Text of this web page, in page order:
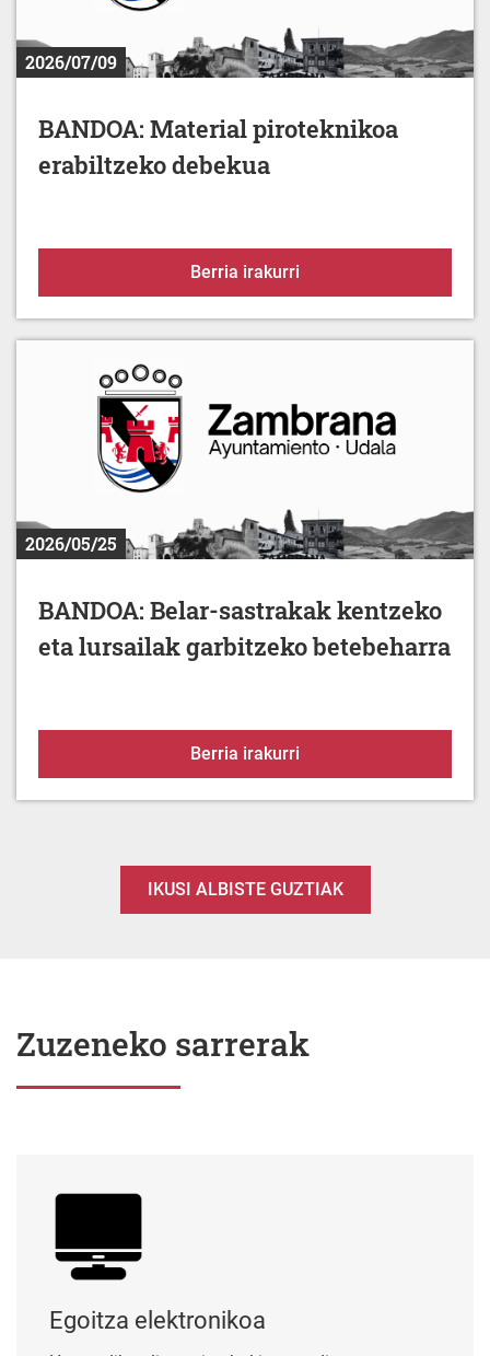
2026/07/09
BANDOA: Material piroteknikoa
erabiltzeko debekua
Berria irakurri
2026/05/25
BANDOA: Belar-sastrakak kentzeko
eta lursailak garbitzeko betebeharra
Berria irakurri
IKUSI ALBISTE GUZTIAK
Zuzeneko sarrerak
Egoitza elektronikoa